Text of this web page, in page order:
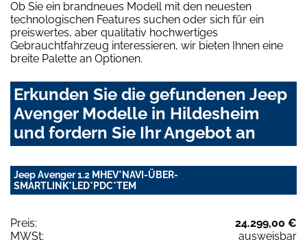
Ob Sie ein brandneues Modell mit den neuesten
technologischen Features suchen oder sich für ein
preiswertes, aber qualitativ hochwertiges
Gebrauchtfahrzeug interessieren, wir bieten Ihnen eine
breite Palette an Optionen.
Erkunden Sie die gefundenen Jeep
Avenger Modelle in Hildesheim
und fordern Sie Ihr Angebot an
Jeep Avenger 1.2 MHEV*NAVI-ÜBER-
SMARTLINK*LED*PDC*TEM
Preis:
24.299,00 €
MWSt:
ausweisbar